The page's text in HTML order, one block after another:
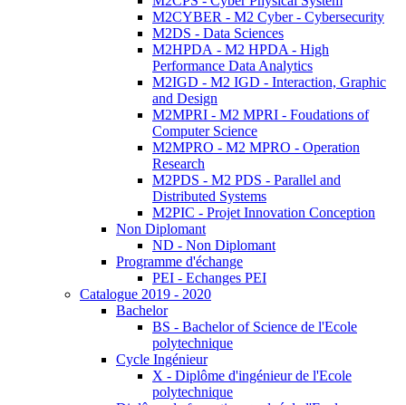
M2CYBER - M2 Cyber - Cybersecurity
M2DS - Data Sciences
M2HPDA - M2 HPDA - High
Performance Data Analytics
M2IGD - M2 IGD - Interaction, Graphic
and Design
M2MPRI - M2 MPRI - Foudations of
Computer Science
M2MPRO - M2 MPRO - Operation
Research
M2PDS - M2 PDS - Parallel and
Distributed Systems
M2PIC - Projet Innovation Conception
Non Diplomant
ND - Non Diplomant
Programme d'échange
PEI - Echanges PEI
Catalogue 2019 - 2020
Bachelor
BS - Bachelor of Science de l'Ecole
polytechnique
Cycle Ingénieur
X - Diplôme d'ingénieur de l'Ecole
polytechnique